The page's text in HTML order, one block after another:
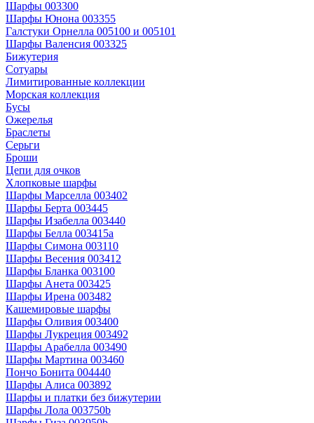
Шарфы 003300
Шарфы Юнона 003355
Галстуки Орнелла 005100 и 005101
Шарфы Валенсия 003325
Бижутерия
Сотуары
Лимитированные коллекции
Морская коллекция
Бусы
Ожерелья
Браслеты
Серьги
Броши
Цепи для очков
Хлопковые шарфы
Шарфы Марселла 003402
Шарфы Берта 003445
Шарфы Изабелла 003440
Шарфы Белла 003415a
Шарфы Симона 003110
Шарфы Весения 003412
Шарфы Бланка 003100
Шарфы Анета 003425
Шарфы Ирена 003482
Кашемировые шарфы
Шарфы Оливия 003400
Шарфы Лукреция 003492
Шарфы Арабелла 003490
Шарфы Мартина 003460
Пончо Бонита 004440
Шарфы Алиса 003892
Шарфы и платки без бижутерии
Шарфы Лола 003750b